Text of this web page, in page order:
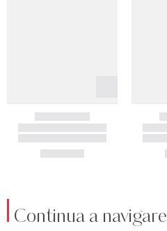
Continua a navigare